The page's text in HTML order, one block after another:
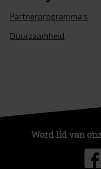
Partnerprogramma's
Duurzaamheid
Word lid van